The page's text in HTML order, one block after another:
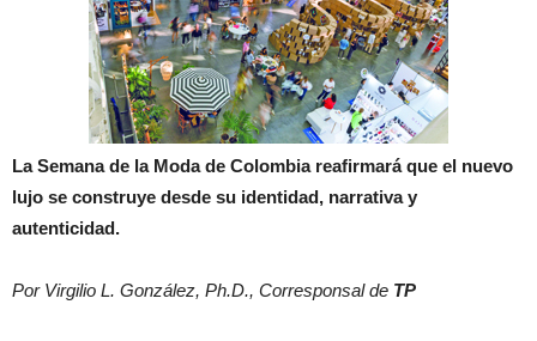
La Semana de la Moda de Colombia reafirmará que el nuevo
lujo se construye desde su identidad, narrativa y
autenticidad.
Por Virgilio L. González, Ph.D., Corresponsal de TP